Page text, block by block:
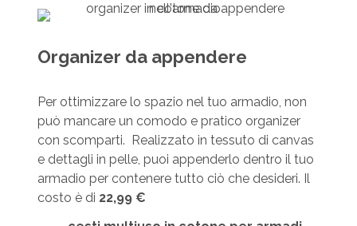
Organizer da appendere
Per ottimizzare lo spazio nel tuo armadio, non
può mancare un comodo e pratico organizer
con scomparti. Realizzato in tessuto di canvas
e dettagli in pelle, puoi appenderlo dentro il tuo
armadio per contenere tutto ciò che desideri. Il
costo è di 22,99 €